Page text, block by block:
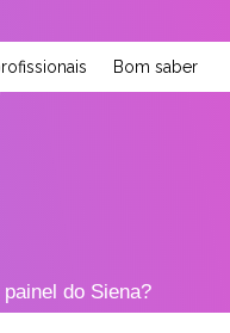
Bom saber
do Siena?